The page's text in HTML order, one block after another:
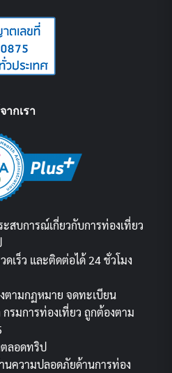
กเรา
สบการณ์เกี่ยวกับการท่องเที่ยว
เร็ว และติดต่อได้ 24 ชั่วโมง
ตามกฏหมาย จดทะเบียน
รมการท่องเที่ยว ถูกต้องตาม
ลอดทริป
นความปลอดภัยด้านการท่อง